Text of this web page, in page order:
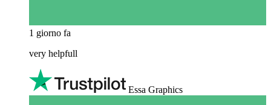
1 giorno fa
very helpfull
Essa Graphics